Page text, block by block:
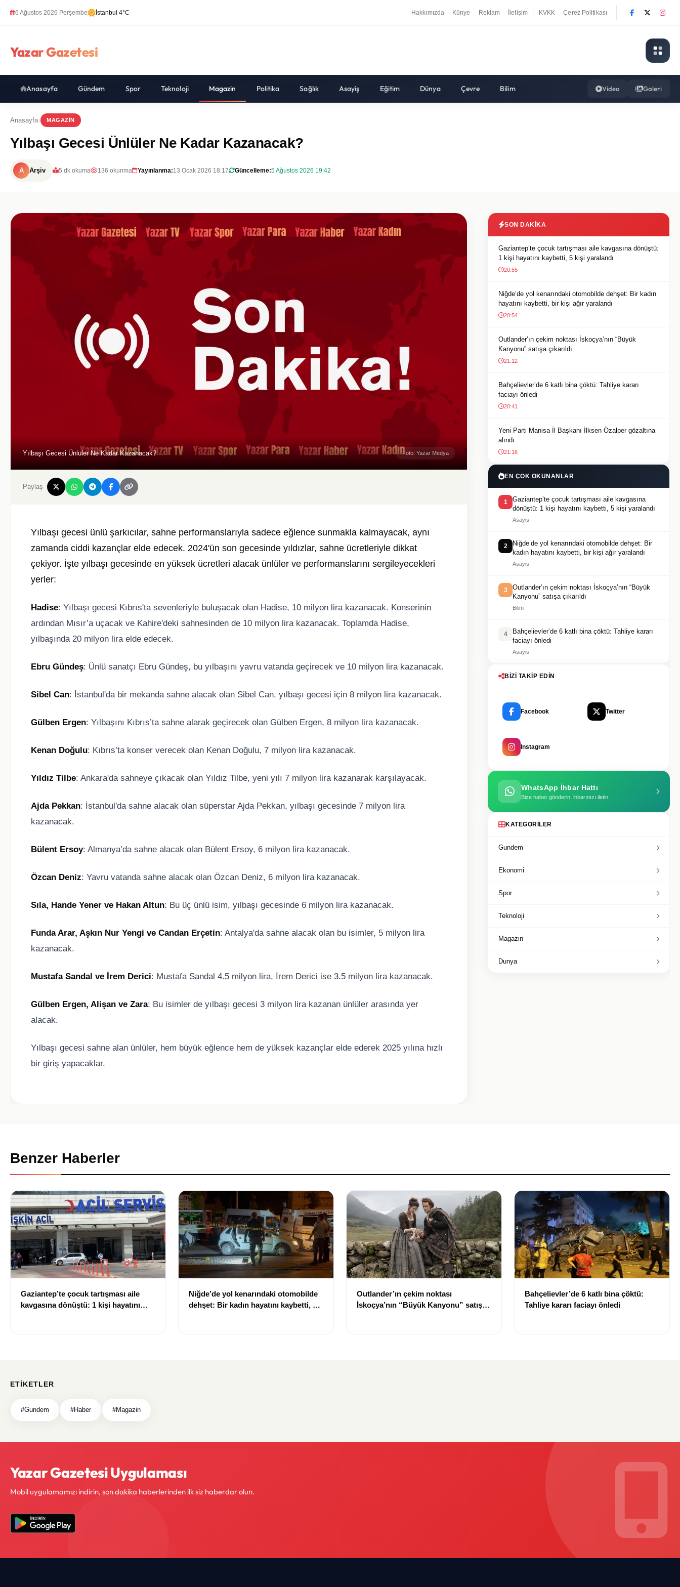
6 Ağustos 2026 Perşembe İstanbul 4°C Hakkımızda Künye Reklam İletişim KVKK Çerez Politikası
Yazar Gazetesi
Anasayfa Gündem Spor Teknoloji Magazin Politika Sağlık Asayiş Eğitim Dünya Çevre Bilim Video Galeri
Anasayfa MAGAZIN
Yılbaşı Gecesi Ünlüler Ne Kadar Kazanacak?
A Arşiv 5 dk okuma 136 okunma Yayınlanma:13 Ocak 2026 18:17 Güncelleme:5 Ağustos 2026 19:42
Yılbaşı Gecesi Ünlüler Ne Kadar Kazanacak? Foto: Yazar Medya
Paylaş
Yılbaşı gecesi ünlü şarkıcılar, sahne performanslarıyla sadece eğlence sunmakla kalmayacak, aynı
zamanda ciddi kazançlar elde edecek. 2024'ün son gecesinde yıldızlar, sahne ücretleriyle dikkat
çekiyor. İşte yılbaşı gecesinde en yüksek ücretleri alacak ünlüler ve performanslarını sergileyecekleri
yerler:
Hadise: Yılbaşı gecesi Kıbrıs'ta sevenleriyle buluşacak olan Hadise, 10 milyon lira kazanacak. Konserinin
ardından Mısır’a uçacak ve Kahire'deki sahnesinden de 10 milyon lira kazanacak. Toplamda Hadise,
yılbaşında 20 milyon lira elde edecek.
Ebru Gündeş: Ünlü sanatçı Ebru Gündeş, bu yılbaşını yavru vatanda geçirecek ve 10 milyon lira kazanacak.
Sibel Can: İstanbul'da bir mekanda sahne alacak olan Sibel Can, yılbaşı gecesi için 8 milyon lira kazanacak.
Gülben Ergen: Yılbaşını Kıbrıs’ta sahne alarak geçirecek olan Gülben Ergen, 8 milyon lira kazanacak.
Kenan Doğulu: Kıbrıs’ta konser verecek olan Kenan Doğulu, 7 milyon lira kazanacak.
Yıldız Tilbe: Ankara'da sahneye çıkacak olan Yıldız Tilbe, yeni yılı 7 milyon lira kazanarak karşılayacak.
Ajda Pekkan: İstanbul'da sahne alacak olan süperstar Ajda Pekkan, yılbaşı gecesinde 7 milyon lira
kazanacak.
Bülent Ersoy: Almanya’da sahne alacak olan Bülent Ersoy, 6 milyon lira kazanacak.
Özcan Deniz: Yavru vatanda sahne alacak olan Özcan Deniz, 6 milyon lira kazanacak.
Sıla, Hande Yener ve Hakan Altun: Bu üç ünlü isim, yılbaşı gecesinde 6 milyon lira kazanacak.
Funda Arar, Aşkın Nur Yengi ve Candan Erçetin: Antalya'da sahne alacak olan bu isimler, 5 milyon lira
kazanacak.
Mustafa Sandal ve İrem Derici: Mustafa Sandal 4.5 milyon lira, İrem Derici ise 3.5 milyon lira kazanacak.
Gülben Ergen, Alişan ve Zara: Bu isimler de yılbaşı gecesi 3 milyon lira kazanan ünlüler arasında yer
alacak.
Yılbaşı gecesi sahne alan ünlüler, hem büyük eğlence hem de yüksek kazançlar elde ederek 2025 yılına hızlı
bir giriş yapacaklar.
SON DAKIKA
Gaziantep’te çocuk tartışması aile kavgasına dönüştü:
1 kişi hayatını kaybetti, 5 kişi yaralandı
20:55
Niğde’de yol kenarındaki otomobilde dehşet: Bir kadın
hayatını kaybetti, bir kişi ağır yaralandı
20:54
Outlander’ın çekim noktası İskoçya’nın “Büyük
Kanyonu” satışa çıkarıldı
21:12
Bahçelievler’de 6 katlı bina çöktü: Tahliye kararı
faciayı önledi
20:41
Yeni Parti Manisa İl Başkanı İlksen Özalper gözaltına
alındı
21:16
EN ÇOK OKUNANLAR
1
Gaziantep’te çocuk tartışması aile kavgasına
dönüştü: 1 kişi hayatını kaybetti, 5 kişi yaralandı
Asayis
2
Niğde’de yol kenarındaki otomobilde dehşet: Bir
kadın hayatını kaybetti, bir kişi ağır yaralandı
Asayis
3
Outlander’ın çekim noktası İskoçya’nın “Büyük
Kanyonu” satışa çıkarıldı
Bilim
4
Bahçelievler’de 6 katlı bina çöktü: Tahliye kararı
faciayı önledi
Asayis
BIZI TAKIP EDIN
Facebook Twitter
Instagram
WhatsApp İhbar Hattı
Bize haber gönderin, ihbarınızı iletin
KATEGORILER
Gundem
Ekonomi
Spor
Teknoloji
Magazin
Dunya
Benzer Haberler
Gaziantep’te çocuk tartışması aile
kavgasına dönüştü: 1 kişi hayatını
Niğde’de yol kenarındaki otomobilde
dehşet: Bir kadın hayatını kaybetti, bir
Outlander’ın çekim noktası
İskoçya’nın “Büyük Kanyonu” satışa
Bahçelievler’de 6 katlı bina çöktü:
Tahliye kararı faciayı önledi
ETIKETLER
#Gundem #Haber #Magazin
Yazar Gazetesi Uygulaması
Mobil uygulamamızı indirin, son dakika haberlerinden ilk siz haberdar olun.